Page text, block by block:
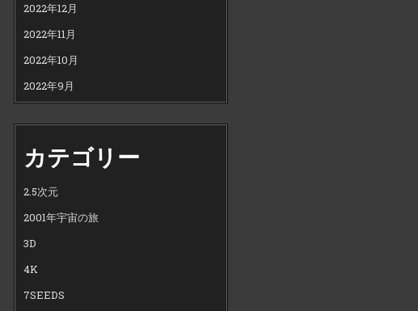
2022年12月
2022年11月
2022年10月
2022年9月
カテゴリー
2.5次元
2001年宇宙の旅
3D
4K
7SEEDS